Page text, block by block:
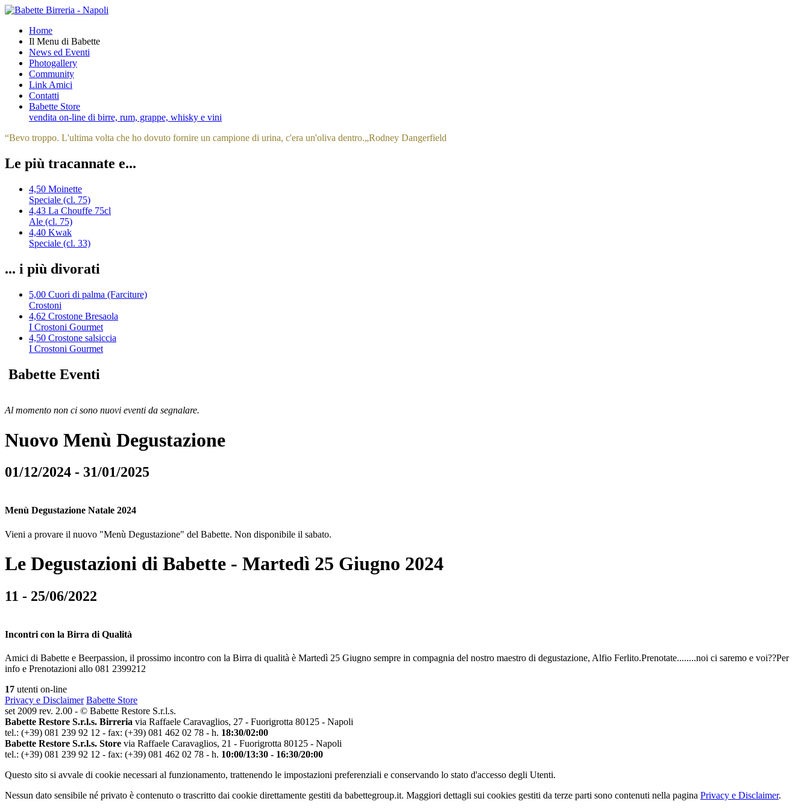
Home
Il Menu di Babette
News ed Eventi
Photogallery
Community
Link Amici
Contatti
Babette Store
vendita on-line di birre, rum, grappe, whisky e vini
“Bevo troppo. L'ultima volta che ho dovuto fornire un campione di urina, c'era un'oliva dentro.„Rodney Dangerfield
Le più tracannate e...
4,50 Moinette
Speciale (cl. 75)
4,43 La Chouffe 75cl
Ale (cl. 75)
4,40 Kwak
Speciale (cl. 33)
... i più divorati
5,00 Cuori di palma (Farciture)
Crostoni
4,62 Crostone Bresaola
I Crostoni Gourmet
4,50 Crostone salsiccia
I Crostoni Gourmet
Babette Eventi
Al momento non ci sono nuovi eventi da segnalare.
Nuovo Menù Degustazione
01/12/2024 - 31/01/2025
Menù Degustazione Natale 2024
Vieni a provare il nuovo "Menù Degustazione" del Babette. Non disponibile il sabato.
Le Degustazioni di Babette - Martedì 25 Giugno 2024
11 - 25/06/2022
Incontri con la Birra di Qualità
Amici di Babette e Beerpassion, il prossimo incontro con la Birra di qualità è Martedì 25 Giugno sempre in compagnia del nostro maestro di degustazione, Alfio Ferlito.Prenotate........noi ci saremo e voi??Per
info e Prenotazioni allo 081 2399212
17 utenti on-line
Privacy e Disclaimer Babette Store
set 2009 rev. 2.00 - © Babette Restore S.r.l.s.
Babette Restore S.r.l.s. Birreria via Raffaele Caravaglios, 27 - Fuorigrotta 80125 - Napoli
tel.: (+39) 081 239 92 12 - fax: (+39) 081 462 02 78 - h. 18:30/02:00
Babette Restore S.r.l.s. Store via Raffaele Caravaglios, 21 - Fuorigrotta 80125 - Napoli
tel.: (+39) 081 239 92 12 - fax: (+39) 081 462 02 78 - h. 10:00/13:30 - 16:30/20:00
Questo sito si avvale di cookie necessari al funzionamento, trattenendo le impostazioni preferenziali e conservando lo stato d'accesso degli Utenti.
Nessun dato sensibile né privato è contenuto o trascritto dai cookie direttamente gestiti da babettegroup.it. Maggiori dettagli sui cookies gestiti da terze parti sono contenuti nella pagina Privacy e Disclaimer.